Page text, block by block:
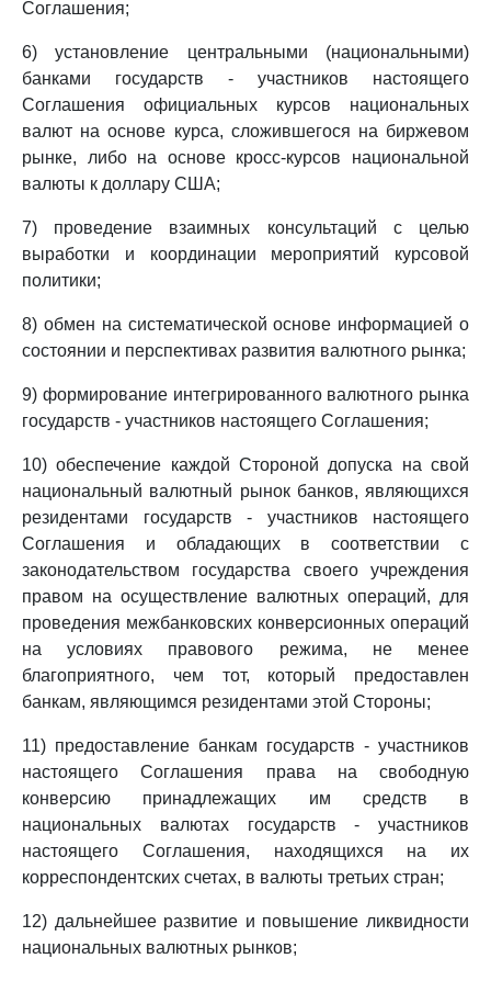
Соглашения;
6) установление центральными (национальными)
банками государств - участников настоящего
Соглашения официальных курсов национальных
валют на основе курса, сложившегося на биржевом
рынке, либо на основе кросс-курсов национальной
валюты к доллару США;
7) проведение взаимных консультаций с целью
выработки и координации мероприятий курсовой
политики;
8) обмен на систематической основе информацией о
состоянии и перспективах развития валютного рынка;
9) формирование интегрированного валютного рынка
государств - участников настоящего Соглашения;
10) обеспечение каждой Стороной допуска на свой
национальный валютный рынок банков, являющихся
резидентами государств - участников настоящего
Соглашения и обладающих в соответствии с
законодательством государства своего учреждения
правом на осуществление валютных операций, для
проведения межбанковских конверсионных операций
на условиях правового режима, не менее
благоприятного, чем тот, который предоставлен
банкам, являющимся резидентами этой Стороны;
11) предоставление банкам государств - участников
настоящего Соглашения права на свободную
конверсию принадлежащих им средств в
национальных валютах государств - участников
настоящего Соглашения, находящихся на их
корреспондентских счетах, в валюты третьих стран;
12) дальнейшее развитие и повышение ликвидности
национальных валютных рынков;